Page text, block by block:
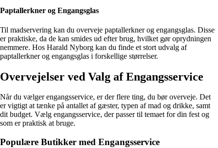
Paptallerkner og Engangsglas
Til madservering kan du overveje paptallerkner og engangsglas. Disse
er praktiske, da de kan smides ud efter brug, hvilket gør oprydningen
nemmere. Hos Harald Nyborg kan du finde et stort udvalg af
paptallerkner og engangsglas i forskellige størrelser.
Overvejelser ved Valg af Engangsservice
Når du vælger engangsservice, er der flere ting, du bør overveje. Det
er vigtigt at tænke på antallet af gæster, typen af mad og drikke, samt
dit budget. Vælg engangsservice, der passer til temaet for din fest og
som er praktisk at bruge.
Populære Butikker med Engangsservice